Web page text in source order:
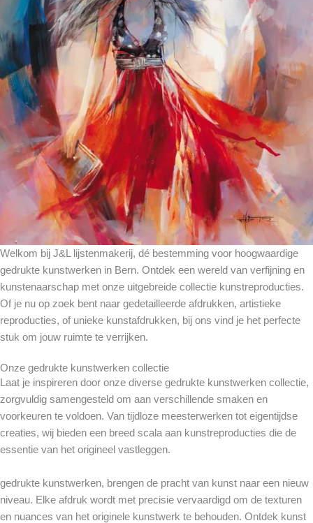
Welkom bij J&L lijstenmakerij, dé bestemming voor hoogwaardige
gedrukte kunstwerken in Bern. Ontdek een wereld van verfijning en
kunstenaarschap met onze uitgebreide collectie kunstreproducties.
Of je nu op zoek bent naar gedetailleerde afdrukken, artistieke
reproducties, of unieke kunstafdrukken, bij ons vind je het perfecte
stuk om jouw ruimte te verrijken.
Onze gedrukte kunstwerken collectie
Laat je inspireren door onze diverse gedrukte kunstwerken collectie,
zorgvuldig samengesteld om aan verschillende smaken en
voorkeuren te voldoen. Van tijdloze meesterwerken tot eigentijdse
creaties, wij bieden een breed scala aan kunstreproducties die de
essentie van het origineel vastleggen.
gedrukte kunstwerken, brengen de pracht van kunst naar een nieuw
niveau. Elke afdruk wordt met precisie vervaardigd om de texturen
en nuances van het originele kunstwerk te behouden. Ontdek kunst